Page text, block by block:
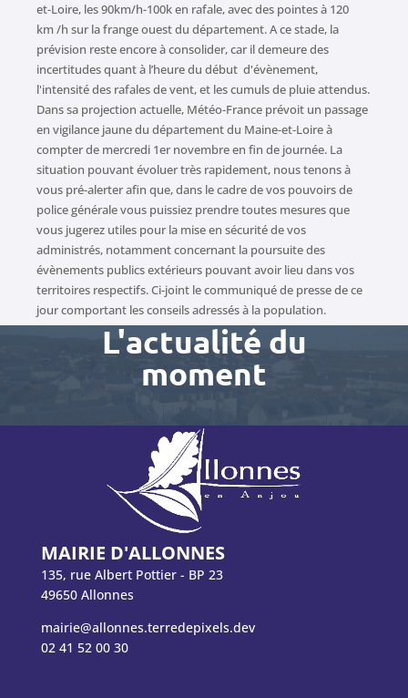
et-Loire, les 90km/h-100k en rafale, avec des pointes à 120
km /h sur la frange ouest du département. A ce stade, la
prévision reste encore à consolider, car il demeure des
incertitudes quant à l’heure du début d'évènement,
l'intensité des rafales de vent, et les cumuls de pluie attendus.
Dans sa projection actuelle, Météo-France prévoit un passage
en vigilance jaune du département du Maine-et-Loire à
compter de mercredi 1er novembre en fin de journée. La
situation pouvant évoluer très rapidement, nous tenons à
vous pré-alerter afin que, dans le cadre de vos pouvoirs de
police générale vous puissiez prendre toutes mesures que
vous jugerez utiles pour la mise en sécurité de vos
administrés, notamment concernant la poursuite des
évènements publics extérieurs pouvant avoir lieu dans vos
territoires respectifs. Ci-joint le communiqué de presse de ce
jour comportant les conseils adressés à la population.
L'actualité du
moment
MAIRIE D'ALLONNES
135, rue Albert Pottier - BP 23
49650 Allonnes
mairie@allonnes.terredepixels.dev
02 41 52 00 30